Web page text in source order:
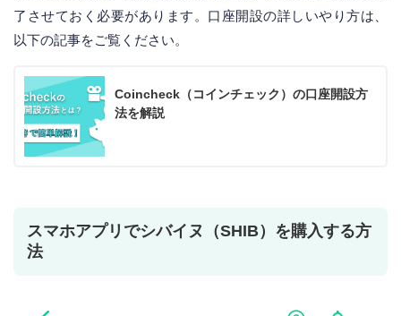
了させておく必要があります。口座開設の詳しいやり方は、
以下の記事をご覧ください。
Coincheck（コインチェック）の口座開設方
法を解説
スマホアプリでシバイヌ（SHIB）を購入する方
法